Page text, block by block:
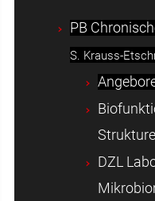
PB
S. Krauss-
DZL